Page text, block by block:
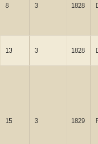
8 3 1828
13 3 1828
15 3 1829